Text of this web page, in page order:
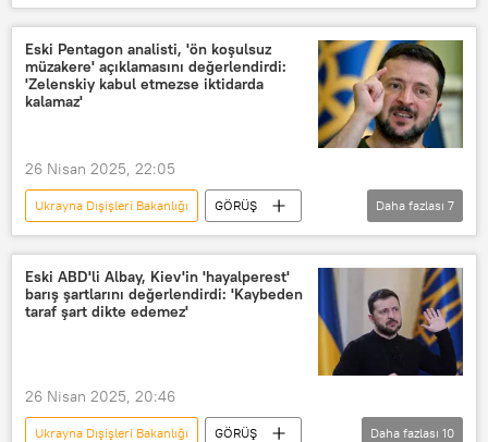
Moskova
Kiev
Rusya
Ukrayna
Barış görüşmeleri
Eski Pentagon analisti, 'ön koşulsuz
müzakere' açıklamasını değerlendirdi:
'Zelenskiy kabul etmezse iktidarda
kalamaz'
26 Nisan 2025, 22:05
Ukrayna Dışişleri Bakanlığı
GÖRÜŞ
ABD
Steve Witkoff
Karen Kwiatkowski
ABD
Rusya
Ukrayna NATO
Daha fazlası 7
Eski ABD'li Albay, Kiev'in 'hayalperest'
barış şartlarını değerlendirdi: 'Kaybeden
taraf şart dikte edemez'
26 Nisan 2025, 20:46
Ukrayna Dışişleri Bakanlığı
GÖRÜŞ
Daha fazlası 10